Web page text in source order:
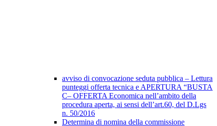
avviso di convocazione seduta pubblica – Lettura
punteggi offerta tecnica e APERTURA “BUSTA
C– OFFERTA Economica nell’ambito della
procedura aperta, ai sensi dell’art.60, del D.Lgs
n. 50/2016
Determina di nomina della commissione